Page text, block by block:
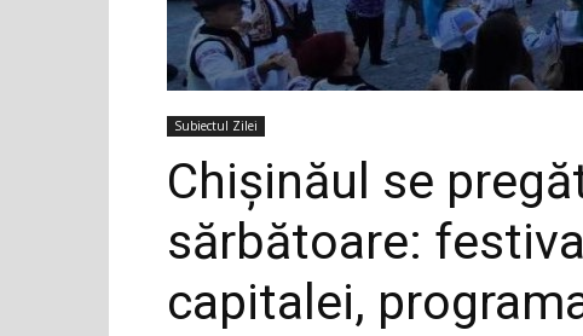
Subiectul Zilei
Chișinăul se
sărbătoare:
capitalei,